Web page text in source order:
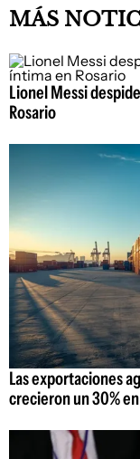
MÁS
Lionel Messi
Rosario
Las exportaciones
crecieron un 30%